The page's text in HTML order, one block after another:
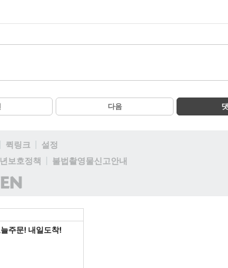
다음
퀵링크
설정
보호정책
불법촬영물신고안내
)